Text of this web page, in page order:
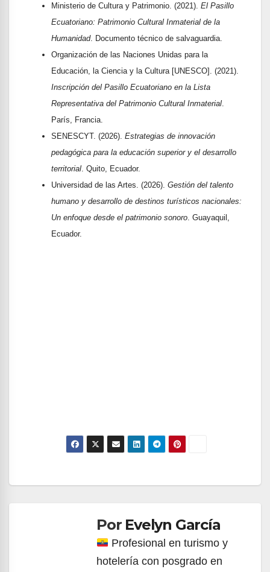
Ministerio de Cultura y Patrimonio. (2021). El Pasillo
Ecuatoriano: Patrimonio Cultural Inmaterial de la
Humanidad. Documento técnico de salvaguardia.
Organización de las Naciones Unidas para la
Educación, la Ciencia y la Cultura [UNESCO]. (2021).
Inscripción del Pasillo Ecuatoriano en la Lista
Representativa del Patrimonio Cultural Inmaterial.
París, Francia.
SENESCYT. (2026). Estrategias de innovación
pedagógica para la educación superior y el desarrollo
territorial. Quito, Ecuador.
Universidad de las Artes. (2026). Gestión del talento
humano y desarrollo de destinos turísticos nacionales:
Un enfoque desde el patrimonio sonoro. Guayaquil,
Ecuador.
entradasPor Evelyn García
Profesional en turismo y
hotelería con posgrado en